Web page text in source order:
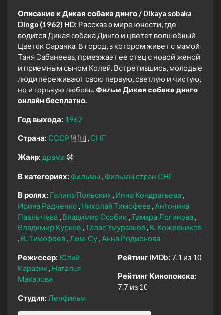
Описание к Дикая собака динго / Dikaya sobaka
Dingo (1962) HD: Рассказ о мире юности, где
водится Дикая собака Динго и цветет волшебный
Цветок Саранка. В город, в котором живет с мамой
Таня Сабанеева, приезжает ее отец с новой женой
и приемным сыном Колей. Встретившись, молодые
люди переживают свою первую, светлую и чистую,
но и горькую любовь.Фильм Дикая собака динго
онлайн бесплатно.
Год выхода: 1962
Страна: СССР 🇷🇺 СНГ
Жанр: драма 😫
В категориях: Фильмы Фильмы стран СНГ
В ролях: Галина Польских
Инна Кондратьева
Ирина Радченко
Николай Тимофеев Антонина
Павлычева Владимир Особик Тамара Логинова
Владимир Курков Талас Умурзаков В. Кожевников
В. Тимофеев Лим-Су Анна Родионова
Режиссер: Юлий
Карасик Наталья
Макарова
Студия: Ленфильм
Рейтинг IMDb: 7.1 из 10
Рейтинг Кинопоиска:
7.7 из 10